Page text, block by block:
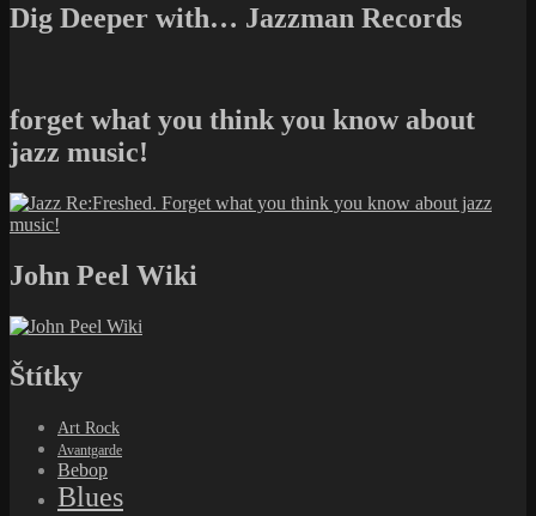
Dig Deeper with… Jazzman Records
forget what you think you know about
jazz music!
John Peel Wiki
Štítky
Art Rock
Avantgarde
Bebop
Blues